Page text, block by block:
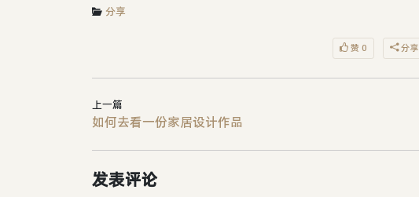
分享
赞 0 分享
上一篇
如何去看一份家居设计作品
发表评论